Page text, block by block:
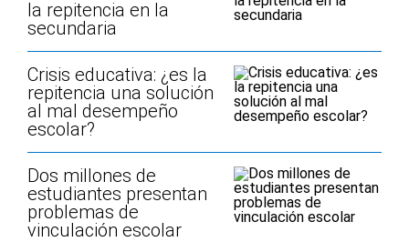
la repitencia en la
secundaria
Crisis educativa: ¿es la
repitencia una solución
al mal desempeño
escolar?
Dos millones de
estudiantes presentan
problemas de
vinculación escolar